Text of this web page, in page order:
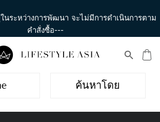
นระหว่างการพัฒนา จะไม่มีการดำเนินการตาม
คำสั่งซื้อ---
ค้นหาโดย